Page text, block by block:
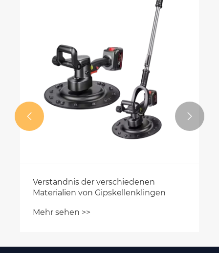
Verständnis der verschiedenen
Materialien von Gipskellenklingen
Mehr sehen >>
 